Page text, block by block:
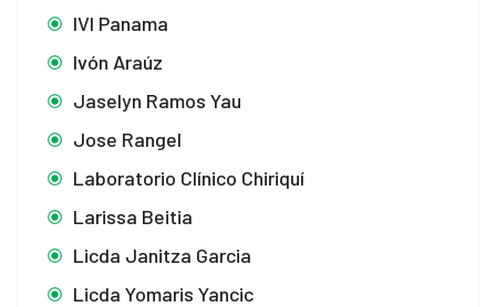
IVI Panama
Ivón Araúz
Jaselyn Ramos Yau
Jose Rangel
Laboratorio Clínico Chiriquí
Larissa Beitia
Licda Janitza Garcia
Licda Yomaris Yancic